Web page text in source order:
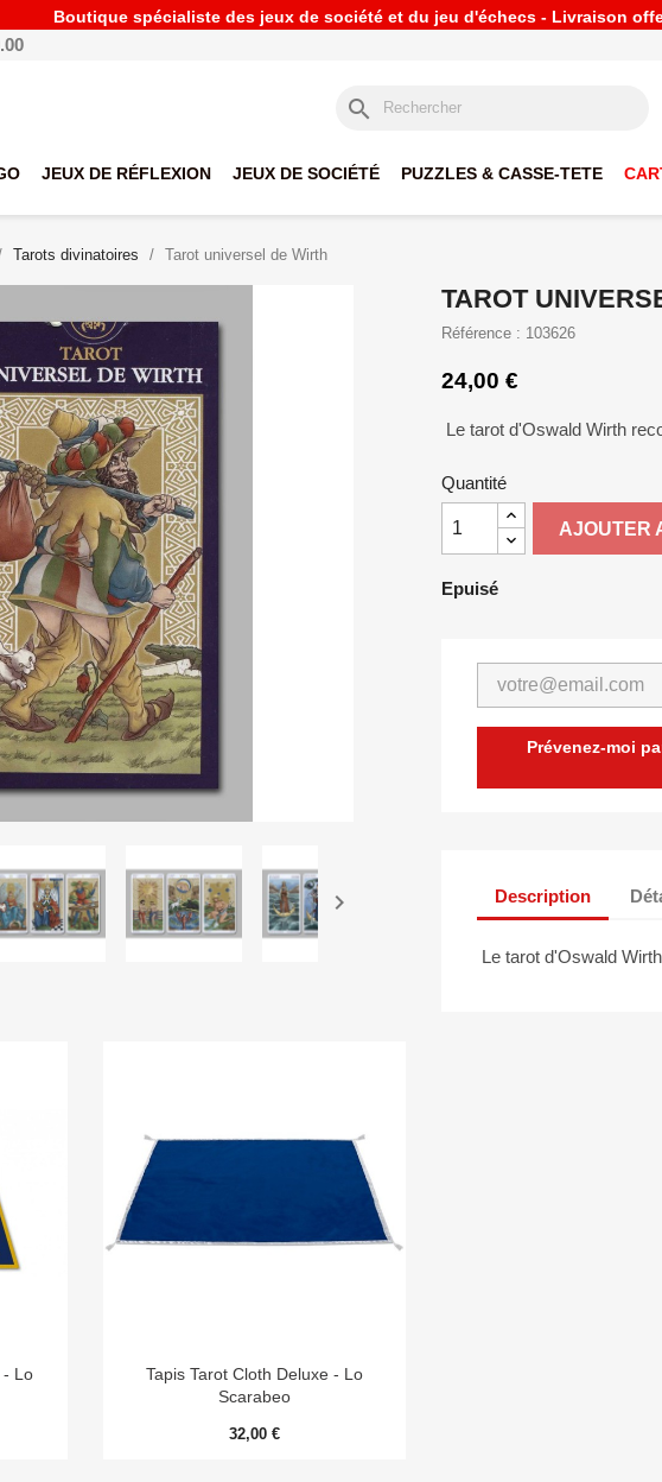
Boutique spécialiste des jeux de société et du jeu d'échecs - Livraison
search
JEUX DE RÉFLEXION JEUX DE SOCIÉTÉ PUZZLES & CASSE-TETE
Tarots divinatoires Tarot universel de Wirth

TAROT
Référence : 103626
24,00 €
Le tarot d'Oswald Wirth
Quantité
AJOUTER
Epuisé
Prévenez-moi
Description
Le tarot d'Oswald
- Lo
Aperçu rapide
Tapis Tarot Cloth Deluxe - Lo
Scarabeo
32,00 €